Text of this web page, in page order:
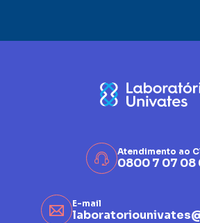
Atendimento ao
0800 7 07 08
E-mail